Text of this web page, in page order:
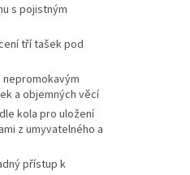
s pojistným
tří tašek pod
nepromokavým
a objemných věcí
kola pro uložení
z umyvatelného a
přístup k